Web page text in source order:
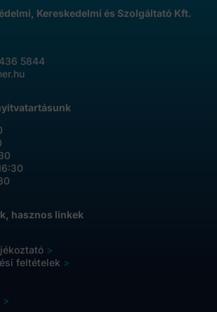
Kereskedelmi és Szolgáltató Kft.
5844
hasznos linkek
>
feltételek >
>